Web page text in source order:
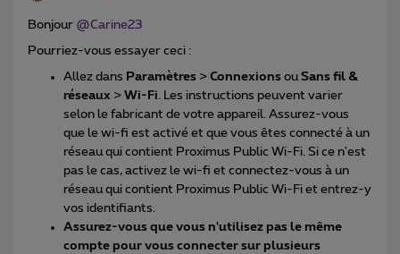
Bonjour @Carine23
Pourriez-vous essayer ceci :
Allez dans Paramètres > Connexions ouSans fil &
réseaux > Wi-Fi. Les instructions peuvent varier
selon le fabricant de votre appareil. Assurez-vous
que le wi-fi est activé et que vous êtes connecté à un
réseau qui contient Proximus Public Wi-Fi. Si ce n'est
pas le cas, activez le wi-fi et connectez-vous à un
réseau qui contient Proximus Public Wi-Fi et entrez-y
vos identifiants.
Assurez-vous que vous n'utilisez pas le même
compte pour vous connecter sur plusieurs